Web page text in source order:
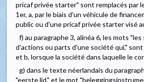
pricaf privée starter" sont remplacés par
1er, a, par le biais d'un véhicule de
public ou d'une pricaf privée starter visé
f) au paragraphe 3, alinéa 6, les mots
d'actions ou parts d'une société qui," sont
et b, lorsque la société dans laquelle le
g) dans le texte néerlandais du
"eerste lid," et le mot